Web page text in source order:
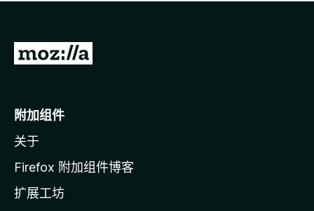
无
转
o
i
l
a
附加组件
关于
Firefox 附加组件博客
扩展工坊